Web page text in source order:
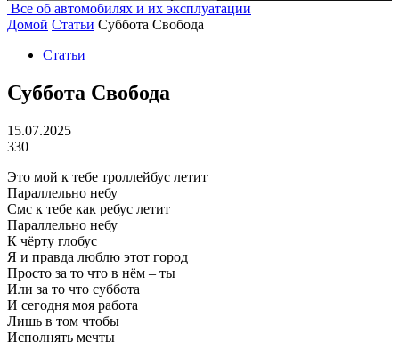
Все об автомобилях и их эксплуатации
Домой Статьи Суббота Свобода
Статьи
Суббота Свобода
15.07.2025
330
Это мой к тебе троллейбус летит
Параллельно небу
Смс к тебе как ребус летит
Параллельно небу
К чёрту глобус
Я и правда люблю этот город
Просто за то что в нём – ты
Или за то что суббота
И сегодня моя работа
Лишь в том чтобы
Исполнять мечты